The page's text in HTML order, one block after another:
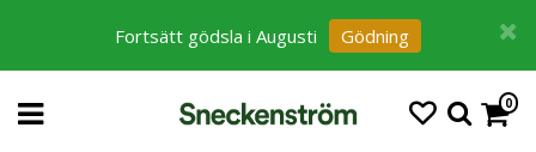
Fortsätt gödsla i Augusti Gödning
0